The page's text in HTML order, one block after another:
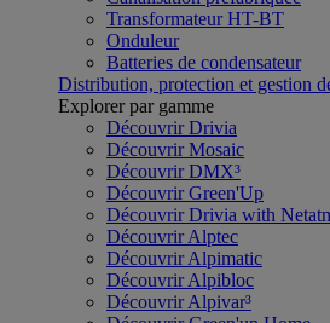
Transformateur HT-BT
Onduleur
Batteries de condensateur
Distribution, protection et gestion
Explorer par gamme
Découvrir Drivia
Découvrir Mosaic
Découvrir DMX³
Découvrir Green'Up
Découvrir Drivia with
Découvrir Alptec
Découvrir Alpimatic
Découvrir Alpibloc
Découvrir Alpivar³